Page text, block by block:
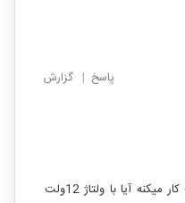
پاسخ | گزارش
سلام این ماژور با ولتاژ 5تا 12 ولت کار میکنه آیا با ولتاژ 12ولت